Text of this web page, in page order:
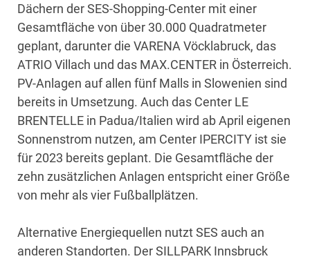
Dächern der SES-Shopping-Center mit einer
Gesamtfläche von über 30.000 Quadratmeter
geplant, darunter die VARENA Vöcklabruck, das
ATRIO Villach und das MAX.CENTER in Österreich.
PV-Anlagen auf allen fünf Malls in Slowenien sind
bereits in Umsetzung. Auch das Center LE
BRENTELLE in Padua/Italien wird ab April eigenen
Sonnenstrom nutzen, am Center IPERCITY ist sie
für 2023 bereits geplant. Die Gesamtfläche der
zehn zusätzlichen Anlagen entspricht einer Größe
von mehr als vier Fußballplätzen.
Alternative Energiequellen nutzt SES auch an
anderen Standorten. Der SILLPARK Innsbruck